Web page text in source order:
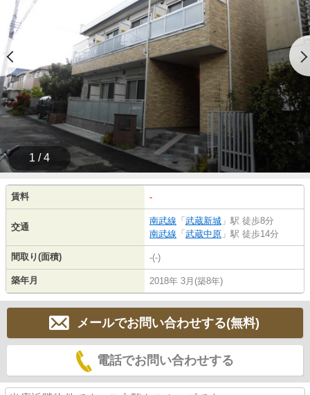
1 / 4
賃料 -
交通
南武線 「 武蔵新城 」駅 徒歩8分
南武線 「 武蔵中原 」駅 徒歩14分
間取り(面積) -(-)
築年月 2018年 3月(築8年)
メールでお問い合わせする(無料)
電話でお問い合わせする